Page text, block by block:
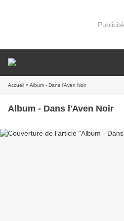
Publicité
Accueil » Album - Dans l'Aven Noir
Album - Dans l'Aven Noir